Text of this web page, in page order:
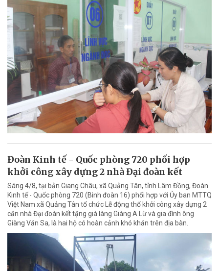
Đoàn Kinh tế - Quốc phòng 720 phối hợp
khởi công xây dựng 2 nhà Đại đoàn kết
Sáng 4/8, tại bản Giang Châu, xã Quảng Tân, tỉnh Lâm Đồng, Đoàn
Kinh tế - Quốc phòng 720 (Binh đoàn 16) phối hợp với Ủy ban MTTQ
Việt Nam xã Quảng Tân tổ chức Lễ động thổ khởi công xây dựng 2
căn nhà Đại đoàn kết tặng già làng Giàng A Lừ và gia đình ông
Giàng Văn Sa, là hai hộ có hoàn cảnh khó khăn trên địa bàn.